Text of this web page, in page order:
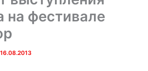
на фестивале
16.08.2013